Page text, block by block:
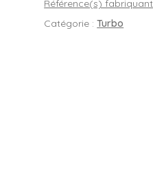
Référence(s) fabriquant
Catégorie :Turbo